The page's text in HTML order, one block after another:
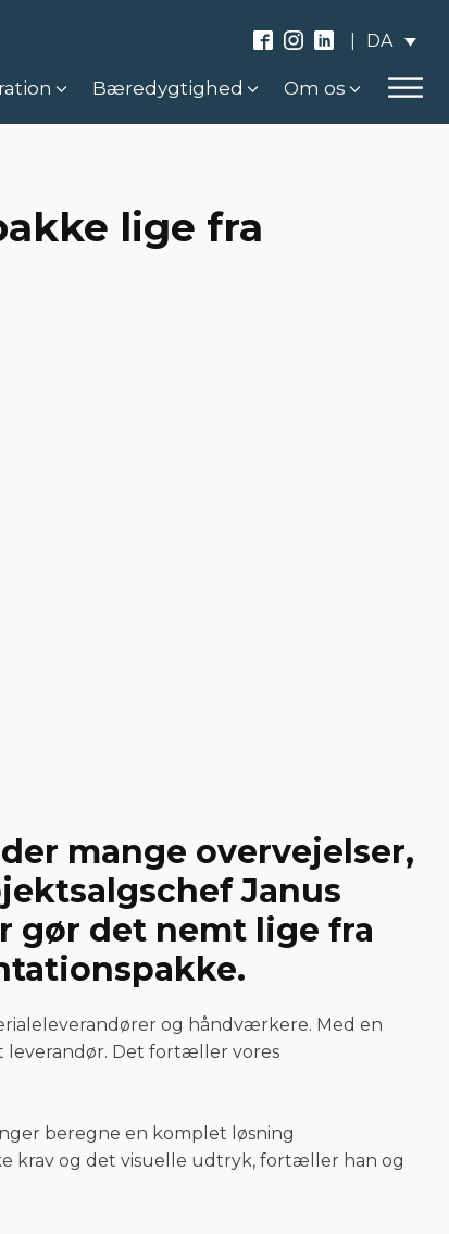
DA
Bæredygtighed Om os
lige fra
mange overvejelser,
Janus
gør det nemt lige fra
og håndværkere. Med en
leverandør. Det fortæller vores
beregne en komplet løsning
krav og det visuelle udtryk, fortæller han og